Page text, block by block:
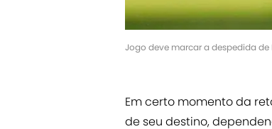
Jogo deve marcar a despedida
Em certo momento da
de seu destino,